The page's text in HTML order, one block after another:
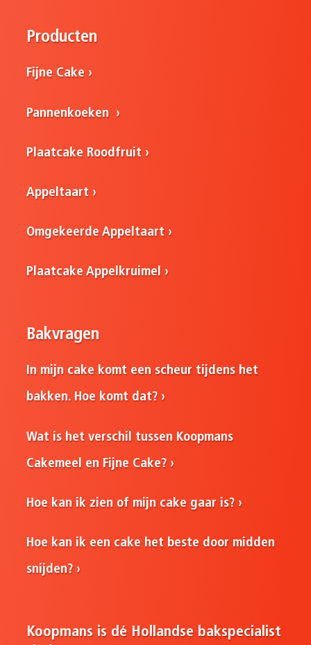
Producten
Fijne Cake
Pannenkoeken
Plaatcake Roodfruit
Appeltaart
Omgekeerde Appeltaart
Plaatcake Appelkruimel
Bakvragen
In mijn cake komt een scheur tijdens het
bakken. Hoe komt dat?
Wat is het verschil tussen Koopmans
Cakemeel en Fijne Cake?
Hoe kan ik zien of mijn cake gaar is?
Hoe kan ik een cake het beste door midden
snijden?
Koopmans is dé Hollandse bakspecialist